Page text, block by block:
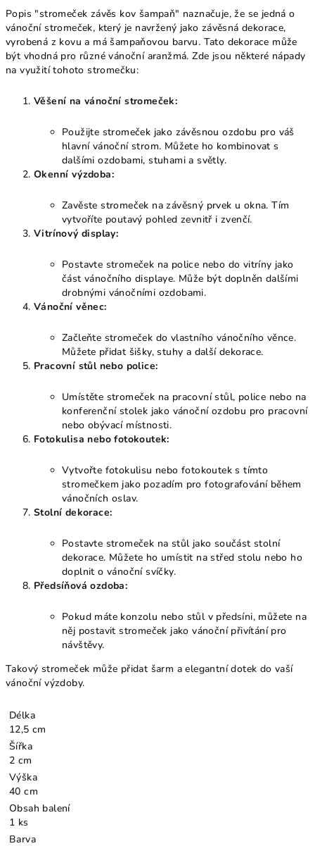
Popis "stromeček závěs kov šampaň" naznačuje, že se jedná o
vánoční stromeček, který je navržený jako závěsná dekorace,
vyrobená z kovu a má šampaňovou barvu. Tato dekorace může
být vhodná pro různé vánoční aranžmá. Zde jsou některé nápady
na využití tohoto stromečku:
Věšení na vánoční stromeček:
Použijte stromeček jako závěsnou ozdobu pro váš
hlavní vánoční strom. Můžete ho kombinovat s
dalšími ozdobami, stuhami a světly.
Okenní výzdoba:
Zavěste stromeček na závěsný prvek u okna. Tím
vytvoříte poutavý pohled zevnitř i zvenčí.
Vitrínový display:
Postavte stromeček na police nebo do vitríny jako
část vánočního displaye. Může být doplněn dalšími
drobnými vánočními ozdobami.
Vánoční věnec:
Začleňte stromeček do vlastního vánočního věnce.
Můžete přidat šišky, stuhy a další dekorace.
Pracovní stůl nebo police:
Umístěte stromeček na pracovní stůl, police nebo na
konferenční stolek jako vánoční ozdobu pro pracovní
nebo obývací místnosti.
Fotokulisa nebo fotokoutek:
Vytvořte fotokulisu nebo fotokoutek s tímto
stromečkem jako pozadím pro fotografování během
vánočních oslav.
Stolní dekorace:
Postavte stromeček na stůl jako součást stolní
dekorace. Můžete ho umístit na střed stolu nebo ho
doplnit o vánoční svíčky.
Předsíňová ozdoba:
Pokud máte konzolu nebo stůl v předsíni, můžete na
něj postavit stromeček jako vánoční přivítání pro
návštěvy.
Takový stromeček může přidat šarm a elegantní dotek do vaší
vánoční výzdoby.
Délka
12,5 cm
Šířka
2 cm
Výška
40 cm
Obsah balení
1 ks
Barva